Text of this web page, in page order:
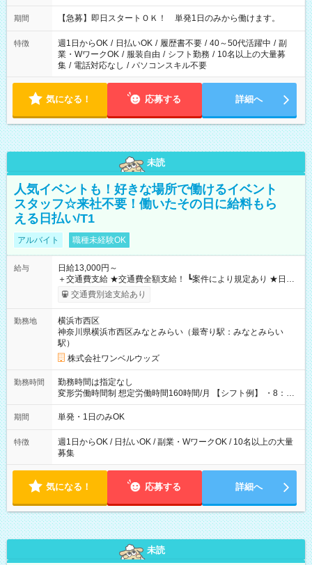
・13：00～22：00 ・22：00～翌6：00 など
期間 【急募】即日スタートＯＫ！ 単発1日のみから働けます。
特徴 週1日からOK / 日払いOK / 履歴書不要 / 40～50代活躍中 / 副
業・WワークOK / 服装自由 / シフト勤務 / 10名以上の大量募
集 / 電話対応なし / パソコンスキル不要
気になる！ 応募する 詳細へ
未読
人気イベントも！好きな場所で働けるイベント
スタッフ☆来社不要！働いたその日に給料もら
える日払い/T1
アルバイト 職種未経験OK
給与
日給13,000円～
＋交通費支給 ★交通費全額支給！ ┗案件により規定あり ★日払
いOK！（規定あり） ┗働いたその日に現金GET♪ お仕事後はコ
ンビニATMから 日払い分を引き落とせます！ 【試用期間】試
交通費別途支給あり
勤務地
横浜市西区
神奈川県横浜市西区みなとみらい（最寄り駅：みなとみらい
駅）
株式会社ワンベルウッズ
勤務時間
勤務時間は指定なし
変形労働時間制 想定労働時間160時間/月 【シフト例】 ・8：00
～21：00
期間 単発・1日のみOK
特徴
週1日からOK / 日払いOK / 副業・WワークOK / 10名以上の大量
募集
気になる！ 応募する 詳細へ
未読